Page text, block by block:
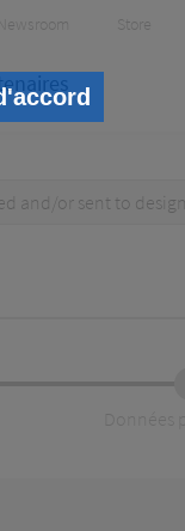
Newsroom Store
and/or sent to